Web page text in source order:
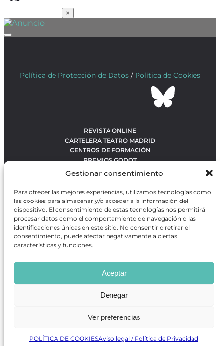
Gestionar consentimiento
Para ofrecer las mejores experiencias, utilizamos tecnologías como
las cookies para almacenar y/o acceder a la información del
dispositivo. El consentimiento de estas tecnologías nos permitirá
procesar datos como el comportamiento de navegación o las
identificaciones únicas en este sitio. No consentir o retirar el
consentimiento, puede afectar negativamente a ciertas
características y funciones.
Aceptar
Denegar
Ver preferencias
POLÍTICA DE COOKIESAviso legal / Política de Privacidad
×
Política de Protección de Datos / Política de Cookies
REVISTA ONLINE
CARTELERA TEATRO MADRID
CENTROS DE FORMACIÓN
PREMIOS GODOT
CONTACTO
OBRAS MÁS VOTADAS
RANKING MEJORES OBRAS
BÚSQUEDA AVANZADA DE OBRAS
Revista GODOTes una revista independiente especializada
en información sobre artes escénicas de Madrid, gratuita y
que se distribuye en espacios escénicos, además de otros
puntos de interés turístico y de ocio de la capital.
Desarrollado por Precise Future